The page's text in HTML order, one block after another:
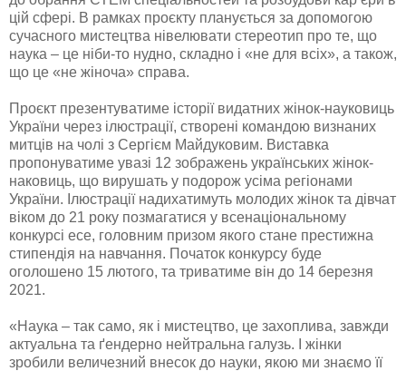
цій сфері. В рамках проєкту планується за допомогою
сучасного мистецтва нівелювати стереотип про те, що
наука – це ніби-то нудно, складно і «не для всіх», а також,
що це «не жіноча» справа.
Проєкт презентуватиме історії видатних жінок-науковиць
України через ілюстрації, створені командою визнаних
митців на чолі з Сергієм Майдуковим. Виставка
пропонуватиме увазі 12 зображень українських жінок-
наковиць, що вирушать у подорож усіма регіонами
України. Ілюстрації надихатимуть молодих жінок та дівчат
віком до 21 року позмагатися у всенаціональному
конкурсі есе, головним призом якого стане престижна
стипендія на навчання. Початок конкурсу буде
оголошено 15 лютого, та триватиме він до 14 березня
2021.
«Наука – так само, як і мистецтво, це захоплива, завжди
актуальна та ґендерно нейтральна галузь. І жінки
зробили величезний внесок до науки, якою ми знаємо її